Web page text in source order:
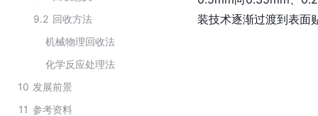
9.2 回收方法
机械物理回收法
化学反应处理法
10 发展前景
11 参考资料
装技术逐渐过渡到表面